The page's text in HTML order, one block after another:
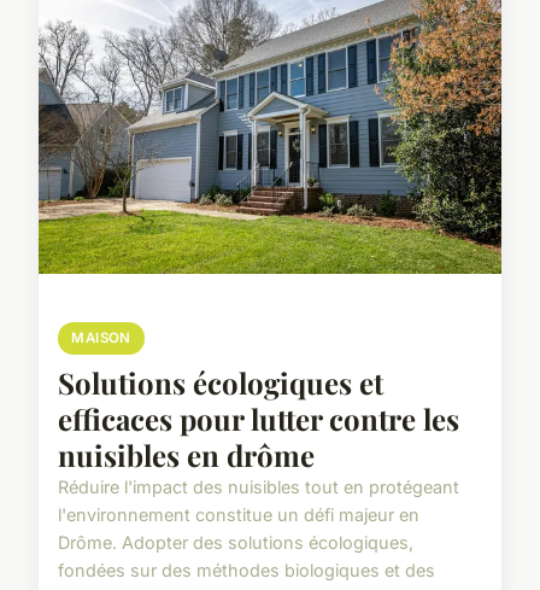
MAISON
Solutions écologiques et
efficaces pour lutter contre les
nuisibles en drôme
Réduire l'impact des nuisibles tout en protégeant
l'environnement constitue un défi majeur en
Drôme. Adopter des solutions écologiques,
fondées sur des méthodes biologiques et des